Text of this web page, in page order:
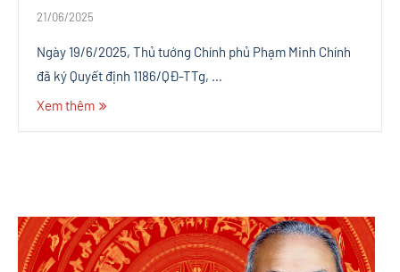
21/06/2025
Ngày 19/6/2025, Thủ tướng Chính phủ Phạm Minh Chính
đã ký Quyết định 1186/QĐ-TTg, …
Xem thêm